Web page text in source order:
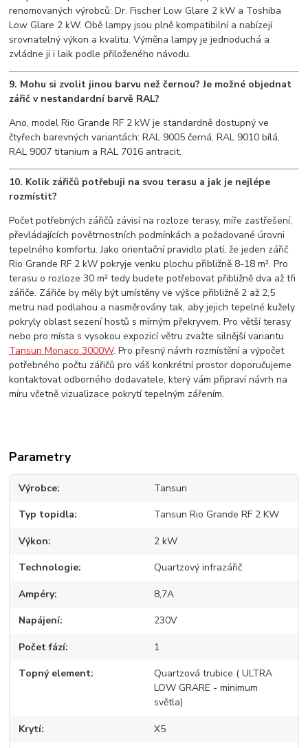
renomovaných výrobců: Dr. Fischer Low Glare 2 kW a Toshiba
Low Glare 2 kW. Obě lampy jsou plně kompatibilní a nabízejí
srovnatelný výkon a kvalitu. Výměna lampy je jednoduchá a
zvládne ji i laik podle přiloženého návodu.
9. Mohu si zvolit jinou barvu než černou? Je možné objednat
zářič v nestandardní barvě RAL?
Ano, model Rio Grande RF 2 kW je standardně dostupný ve
čtyřech barevných variantách: RAL 9005 černá, RAL 9010 bílá,
RAL 9007 titanium a RAL 7016 antracit.
10. Kolik zářičů potřebuji na svou terasu a jak je nejlépe
rozmístit?
Počet potřebných zářičů závisí na rozloze terasy, míře zastřešení,
převládajících povětrnostních podmínkách a požadované úrovni
tepelného komfortu. Jako orientační pravidlo platí, že jeden zářič
Rio Grande RF 2 kW pokryje venku plochu přibližně 8-18 m². Pro
terasu o rozloze 30 m² tedy budete potřebovat přibližně dva až tři
zářiče. Zářiče by měly být umístěny ve výšce přibližně 2 až 2,5
metru nad podlahou a nasměrovány tak, aby jejich tepelné kužely
pokryly oblast sezení hostů s mírným překryvem. Pro větší terasy
nebo pro místa s vysokou expozicí větru zvažte silnější variantu
Tansun Monaco 3000W. Pro přesný návrh rozmístění a výpočet
potřebného počtu zářičů pro váš konkrétní prostor doporučujeme
kontaktovat odborného dodavatele, který vám připraví návrh na
míru včetně vizualizace pokrytí tepelným zářením.
Parametry
Výrobce Tansun
Typ topidla Tansun Rio Grande RF 2 KW
Výkon 2 kW
Technologie Quartzový infrazářič
Ampéry 8,7A
Napájení 230V
Počet fází 1
Topný element
Quartzová trubice ( ULTRA
LOW GRARE - minimum
světla)
Krytí X5